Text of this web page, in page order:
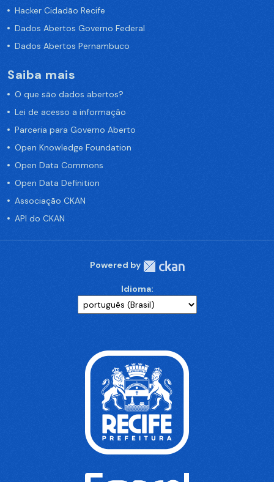
Hacker Cidadão Recife
Dados Abertos Governo Federal
Dados Abertos Pernambuco
Saiba mais
O que são dados abertos?
Lei de acesso a informação
Parceria para Governo Aberto
Open Knowledge Foundation
Open Data Commons
Open Data Definition
Associação CKAN
API do CKAN
Powered by
Idioma